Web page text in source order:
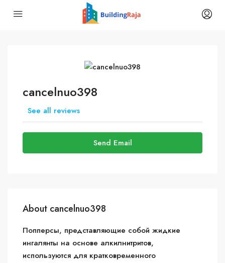
cancelnuo398
See all reviews
Send Email
About cancelnuo398
Попперсы, представляющие собой жидкие
ингалянты на основе алкилнитритов,
используются для кратковременного